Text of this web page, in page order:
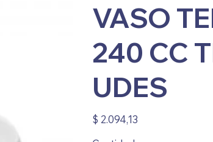
VASO
240 CC
UDES
Precio
$ 2.094,13